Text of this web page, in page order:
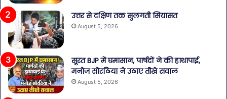
उत्तर से दक्षिण तक सुलगती सियासत
August 5, 2026
सूरत BJP में घमासान, पार्षदों ने की हाथापाई,
मनोज सोरठिया ने उठाए तीखे सवाल
August 5, 2026